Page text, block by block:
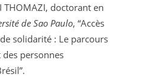
THOMAZI, doctorant en
de Sao Paulo, “Accès
solidarité : Le parcours
personnes